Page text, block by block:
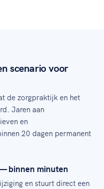
scenario voor
de zorgpraktijk en het
Jaren aan
en
20 dagen permanent
binnen minuten
en stuurt direct een